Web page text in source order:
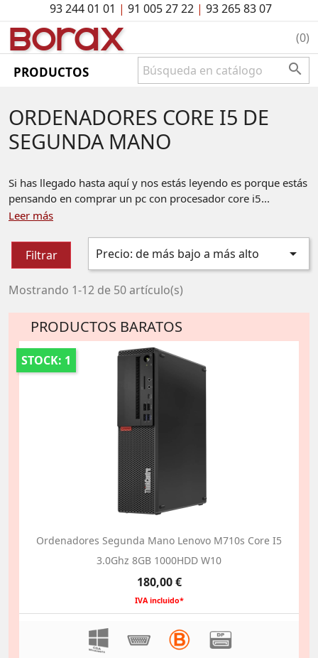
93 244 01 01 | 91 005 27 22| 93 265 83 07
BOrAx (0)
PRODUCTOS 
ORDENADORES CORE I5 DE
SEGUNDA MANO
Si has llegado hasta aquí y nos estás leyendo es porque estás
pensando en comprar un pc con procesador core i5...
Leer más
Filtrar Precio: de más bajo a más alto 
Mostrando 1-12 de 50 artículo(s)
PRODUCTOS BARATOS
STOCK: 1
Ordenadores Segunda Mano Lenovo M710s Core I5
3.0Ghz 8GB 1000HDD W10
Precio
180,00 €
IVA incluido*